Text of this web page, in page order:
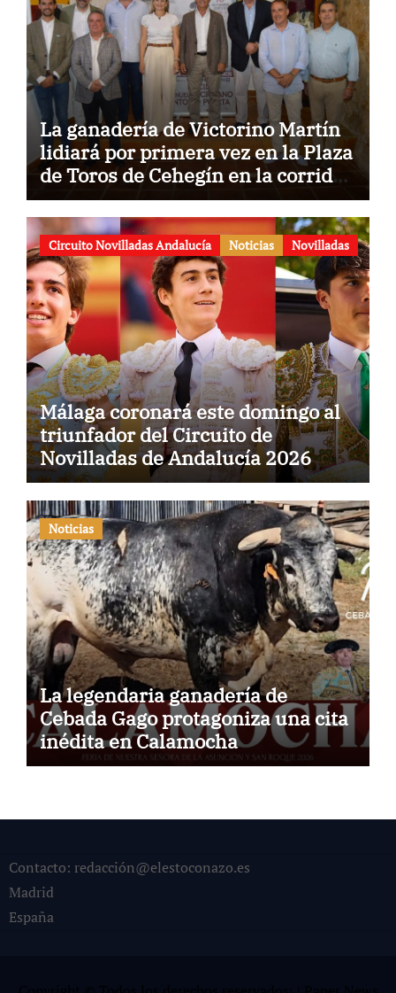
La ganadería de Victorino Martín
lidiará por primera vez en la Plaza
de Toros de Cehegín en la corrida
conmemorativa de su 125
aniversario
Circuito Novilladas Andalucía Noticias Novilladas
Málaga coronará este domingo al
triunfador del Circuito de
Novilladas de Andalucía 2026
Noticias
La legendaria ganadería de
Cebada Gago protagoniza una cita
inédita en Calamocha
Contacto: redacción@elestoconazo.es
Madrid
España